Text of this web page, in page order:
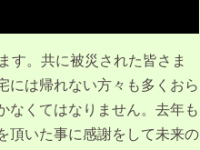
す。共に被災された皆さま
には帰れない方々も多くおら
なくてはなりません。去年も
頂いた事に感謝をして未来の